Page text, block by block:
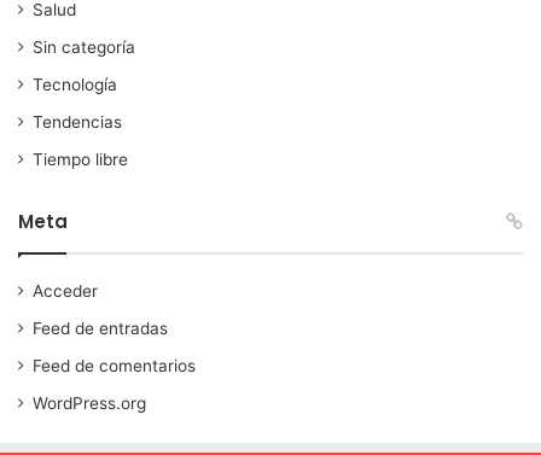
Salud
Sin categoría
Tecnología
Tendencias
Tiempo libre
Meta
Acceder
Feed de entradas
Feed de comentarios
WordPress.org